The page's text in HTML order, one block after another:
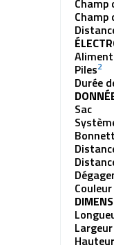
Champ
Champ
Piles2
Durée
Sac
Couleur